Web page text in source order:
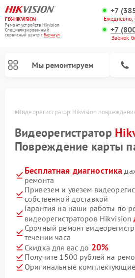
FIX-HIKVISION
Ремонт устройств Hikvision
Специализированный
cервисный центр г.Барнаул
+7
+7
Звонок
Мы ремонтируем
Видеорегистратор Hikvision
Видеорегистратор
Повреждение карты
Бесплатная диагностика
ремонта
Привезем и увезем
собственной доставкой
Гарантия на наши работы по
видеорегистраторов Hikvision
Срочный ремонт
течении часа
Скидка для вас до 20%
Получите 1500 рублей на
Оригинальные